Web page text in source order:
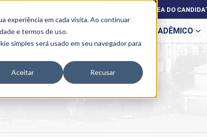
experiência em cada visita. Ao continuar
e termos de uso.
simples será usado em seu navegador para
Aceitar Recusar
ACADÊMICO
Acadêmicos
PIME
MPHU
ÁREA DO